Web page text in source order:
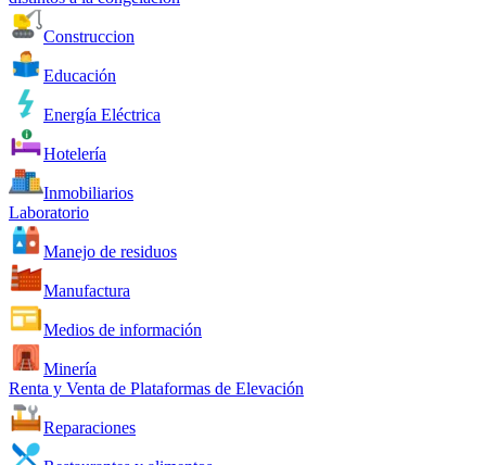
Construccion
Educación
Energía Eléctrica
Hotelería
Inmobiliarios
Laboratorio
Manejo de residuos
Manufactura
Medios de información
Minería
Renta y Venta de Plataformas de Elevación
Reparaciones